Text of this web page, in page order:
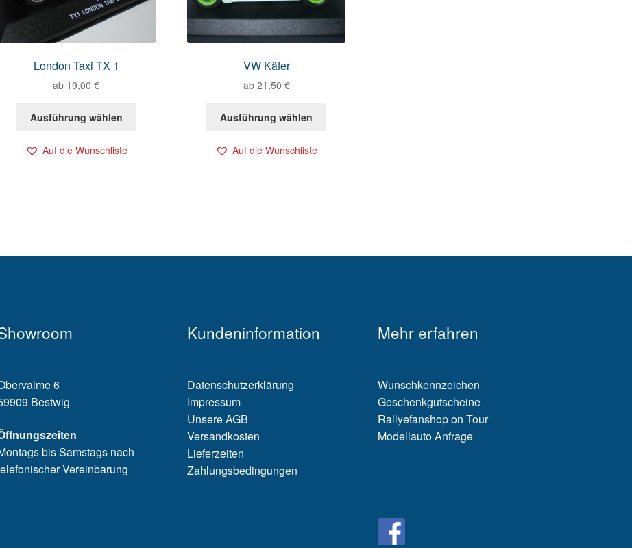
London Taxi TX 1
ab 19,00€
Ausführung wählen
Auf die Wunschliste
VW Käfer
ab 21,50 €
Ausführung wählen
Auf die Wunschliste
6
Bestwig
bis Samstags nach
Vereinbarung
Kundeninformation
Datenschutzerklärung
Impressum
Unsere AGB
Versandkosten
Lieferzeiten
Zahlungsbedingungen
Mehr erfahren
Wunschkennzeichen
Geschenkgutscheine
Rallyefanshop on Tour
Modellauto Anfrage